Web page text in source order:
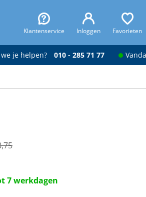
Klantenservice Inloggen Favorieten
je helpen? 010 - 285 71 77
7 werkdagen